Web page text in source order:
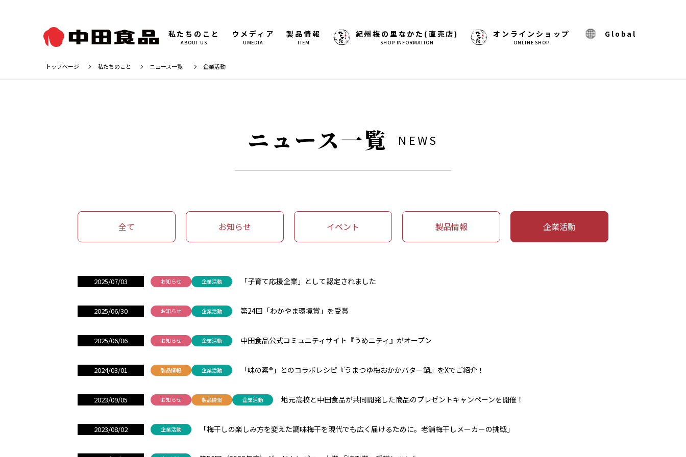
私たちのこと
ABOUT US
ウメディア
UMEDIA
製品情報
ITEM
紀州梅の里なかた(直売店)
SHOP INFORMATION
オンラインショップ
ONLINE SHOP
Global
トップページ 私たちのこと ニュース一覧 企業活動
ニュース一覧 NEWS
全て お知らせ イベント 製品情報 企業活動
2025/07/03 お知らせ 企業活動 「子育て応援企業」として認定されました
2025/06/30 お知らせ 企業活動 第24回「わかやま環境賞」を受賞
2025/06/06 お知らせ 企業活動 中田食品公式コミュニティサイト『うめニティ』がオープン
2024/03/01 製品情報 企業活動 「味の素®」とのコラボレシピ『うまつゆ梅おかかバター鍋』をXでご紹介！
2023/09/05 お知らせ 製品情報 企業活動 地元高校と中田食品が共同開発した商品のプレゼントキャンペーンを開催！
2023/08/02 企業活動 「梅干しの楽しみ方を変えた調味梅干を現代でも広く届けるために。老舗梅干しメーカーの挑戦」